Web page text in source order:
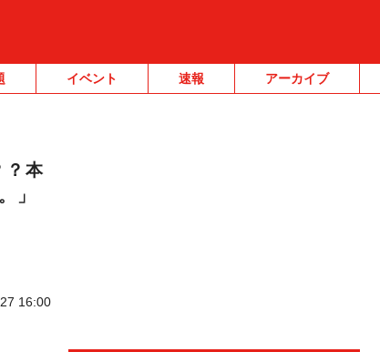
イベント 速報 アーカイブ
？本
」
16:00